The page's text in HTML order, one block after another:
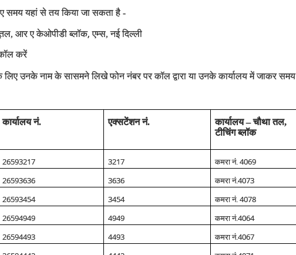
समय यहां से तय किया जा सकता है -
आर ए केओपीडी ब्लॉक,एम्‍स, नई दिल्ली
करें
उनके नाम के सासमने लिखे फोन नंबर पर कॉल द्वारा या उनके कार्यालय में जाकर समय
कार्यालय नं. एक्‍सटेंशन नं.
कार्यालय – चौथा तल,
टीचिंग ब्‍लॉक
26593217 3217 कमरा नं.4069
26593636 3636 कमरा नं.4073
26593454 3454 कमरा नं.4078
26594949 4949 कमरा नं.4064
26594493 4493 कमरा नं.4067